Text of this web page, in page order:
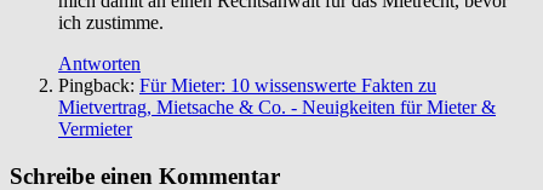
ich zustimme.
Antworten
Pingback: Für Mieter: 10 wissenswerte Fakten zu
Mietvertrag, Mietsache & Co. - Neuigkeiten für Mieter &
Vermieter
Schreibe einen Kommentar